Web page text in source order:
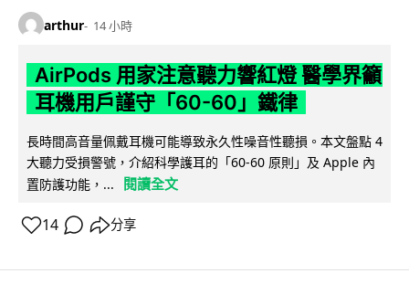
arthur 14 小時
AirPods 用家注意聽力響紅燈 醫學界籲
耳機用戶謹守「60-60」鐵律
長時間高音量佩戴耳機可能導致永久性噪音性聽損。本文盤點 4
大聽力受損警號，介紹科學護耳的「60-60 原則」及 Apple 內
置防護功能，...
閱讀全文
14 分享